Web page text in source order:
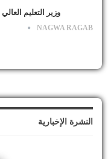
وزير التعليم
NAGWA RAGAB
النشرة الإخبارية